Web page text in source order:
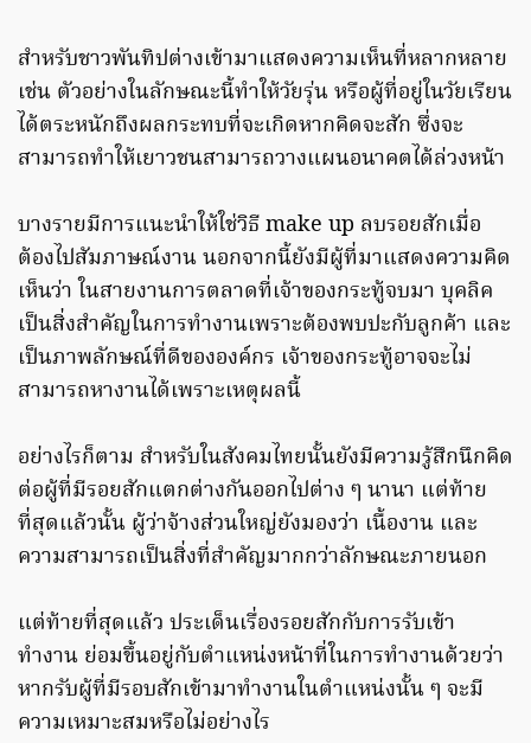
สำหรับชาวพันทิปต่างเข้ามาแสดงความเห็นที่หลากหลาย
เช่น ตัวอย่างในลักษณะนี้ทำให้วัยรุ่น หรือผู้ที่อยู่ในวัยเรียน
ได้ตระหนักถึงผลกระทบที่จะเกิดหากคิดจะสัก ซึ่งจะ
สามารถทำให้เยาวชนสามารถวางแผนอนาคตได้ล่วงหน้า
บางรายมีการแนะนำให้ใช่วิธี make up ลบรอยสักเมื่อ
ต้องไปสัมภาษณ์งาน นอกจากนี้ยังมีผู้ที่มาแสดงความคิด
เห็นว่า ในสายงานการตลาดที่เจ้าของกระทู้จบมา บุคลิค
เป็นสิ่งสำคัญในการทำงานเพราะต้องพบปะกับลูกค้า และ
เป็นภาพลักษณ์ที่ดีขององค์กร เจ้าของกระทู้อาจจะไม่
สามารถหางานได้เพราะเหตุผลนี้
อย่างไรก็ตาม สำหรับในสังคมไทยนั้นยังมีความรู้สึกนึกคิด
ต่อผู้ที่มีรอยสักแตกต่างกันออกไปต่าง ๆ นานา แต่ท้าย
ที่สุดแล้วนั้น ผู้ว่าจ้างส่วนใหญ่ยังมองว่า เนื้องาน และ
ความสามารถเป็นสิ่งที่สำคัญมากกว่าลักษณะภายนอก
แต่ท้ายที่สุดแล้ว ประเด็นเรื่องรอยสักกับการรับเข้า
ทำงาน ย่อมขึ้นอยู่กับตำแหน่งหน้าที่ในการทำงานด้วยว่า
หากรับผู้ที่มีรอบสักเข้ามาทำงานในตำแหน่งนั้น ๆ จะมี
ความเหมาะสมหรือไม่อย่างไร